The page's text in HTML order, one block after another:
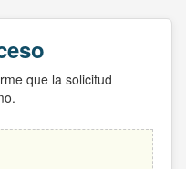
que la solicitud